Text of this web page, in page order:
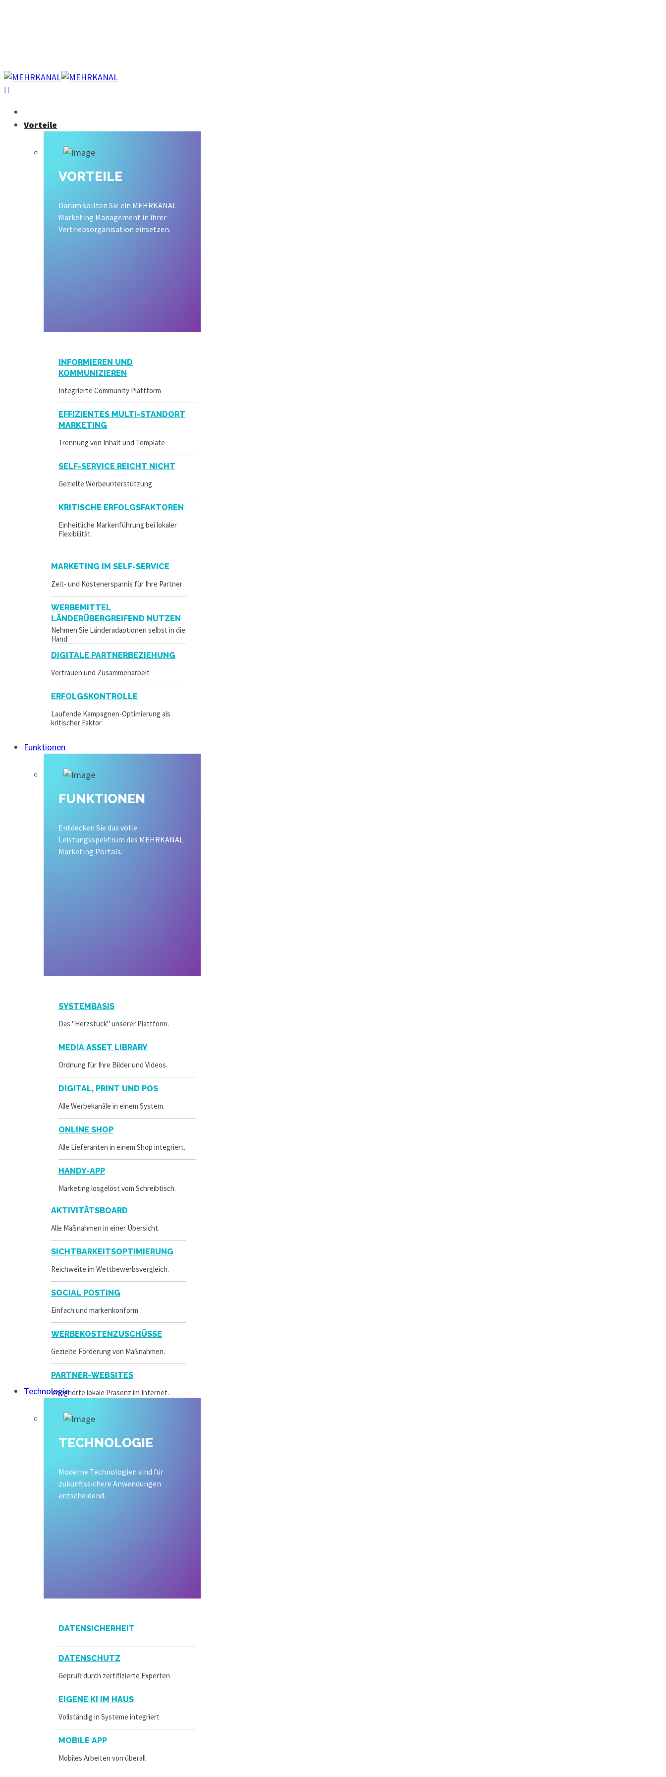
Vorteile
VORTEILE
Darum sollten Sie ein MEHRKANAL
Marketing Management in ihrer
Vertriebsorganisation einsetzen.
INFORMIEREN UND
KOMMUNIZIEREN
Integrierte Community Plattform
EFFIZIENTES MULTI-STANDORT
MARKETING
Trennung von Inhalt und Template
SELF-SERVICE REICHT NICHT
Gezielte Werbeunterstützung
KRITISCHE ERFOLGSFAKTOREN
Einheitliche Markenführung bei lokaler
Flexibilität
MARKETING IM SELF-SERVICE
Zeit- und Kostenersparnis für Ihre Partner
WERBEMITTEL
LÄNDERÜBERGREIFEND NUTZEN
Nehmen Sie Länderadaptionen selbst in die
Hand
DIGITALE PARTNERBEZIEHUNG
Vertrauen und Zusammenarbeit
ERFOLGSKONTROLLE
Laufende Kampagnen-Optimierung als
kritischer Faktor
Funktionen
FUNKTIONEN
Entdecken Sie das volle
Leistungsspektrum des MEHRKANAL
Marketing Portals.
SYSTEMBASIS
Das "Herzstück" unserer Plattform.
MEDIA ASSET LIBRARY
Ordnung für Ihre Bilder und Videos.
DIGITAL, PRINT UND POS
Alle Werbekanäle in einem System.
ONLINE SHOP
Alle Lieferanten in einem Shop integriert.
HANDY-APP
Marketing losgelöst vom Schreibtisch.
AKTIVITÄTSBOARD
Alle Maßnahmen in einer Übersicht.
SICHTBARKEITSOPTIMIERUNG
Reichweite im Wettbewerbsvergleich.
SOCIAL POSTING
Einfach und markenkonform
WERBEKOSTENZUSCHÜSSE
Gezielte Förderung von Maßnahmen.
PARTNER-WEBSITES
Integrierte lokale Präsenz im Internet.
Technologie
TECHNOLOGIE
Moderne Technologien sind für
zukunftssichere Anwendungen
entscheidend.
DATENSICHERHEIT
DATENSCHUTZ
Geprüft durch zertifizierte Experten
EIGENE KI IM HAUS
Vollständig in Systeme integriert
MOBILE APP
Mobiles Arbeiten von überall